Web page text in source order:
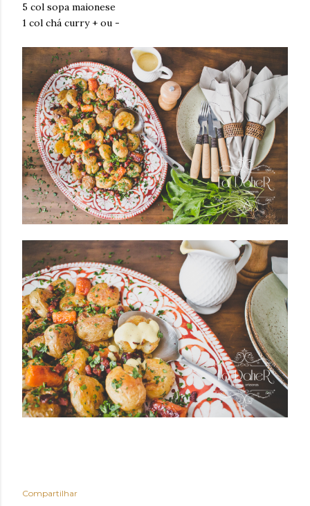
5 col sopa maionese
1 col chá curry + ou -
Compartilhar